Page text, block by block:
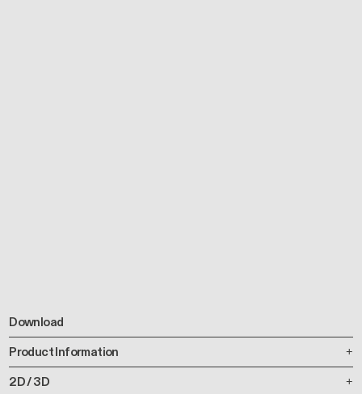
Download
Product Information
2D / 3D